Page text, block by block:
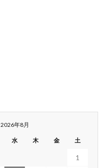
2026年8月
水 木 金 土
1